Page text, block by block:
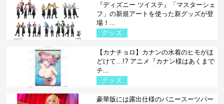
『ディズニー ツイステ』「マスターシェ
フ」の新規アートを使った新グッズが登
場！...
グッズ
【カナチョロ】カナンの水着のヒモがほ
どけて…!? アニメ『カナン様はあくまで
チ...
グッズ
豪華版には露出仕様のバニースーツパー